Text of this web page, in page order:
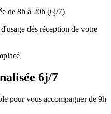
de 8h à 20h (6j/7)
dès réception de votre
6j/7
pour vous accompagner de 9h